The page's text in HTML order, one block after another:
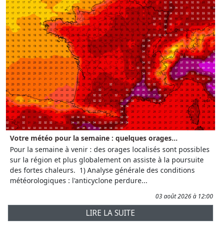
Votre météo pour la semaine : quelques orages...
Pour la semaine à venir : des orages localisés sont possibles
sur la région et plus globalement on assiste à la poursuite
des fortes chaleurs. 1) Analyse générale des conditions
météorologiques : l'anticyclone perdure...
03 août 2026 à 12:00
LIRE LA SUITE